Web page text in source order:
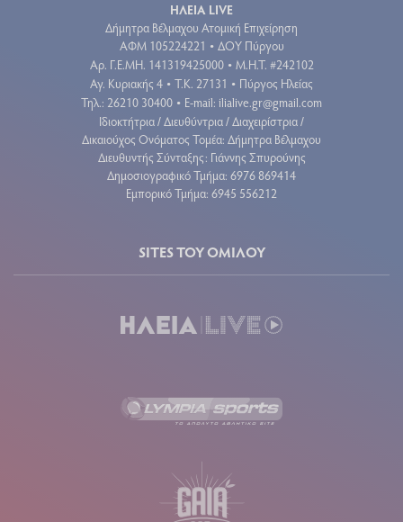
ΗΛΕΙΑ LIVE
Δήμητρα Βέλμαχου Ατομική Επιχείρηση
ΑΦΜ 105224221 • ΔΟΥ Πύργου
Aρ. Γ.Ε.ΜΗ. 141319425000 • Μ.Η.Τ. #242102
Αγ. Κυριακής 4 • Τ.Κ. 27131 • Πύργος Ηλείας
Τηλ.: 26210 30400 • E-mail: ilialive.gr@gmail.com
Ιδιοκτήτρια / Διευθύντρια / Διαχειρίστρια /
Δικαιούχος Ονόματος Τομέα: Δήμητρα Βέλμαχου
Διευθυντής Σύνταξης: Γιάννης Σπυρούνης
Δημοσιογραφικό Τμήμα: 6976 869414
Εμπορικό Τμήμα: 6945 556212
SITES ΤΟΥ ΟΜΙΛΟΥ